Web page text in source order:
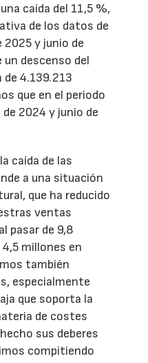
caída del 11,5 %,
de los datos de
y junio de
descenso del
4.139.213
que en el periodo
2024 y junio de
caída de las
a una situación
que ha reducido
ventas
pasar de 9,8
millones en
también
especialmente
que soporta la
de costes
sus deberes
compitiendo